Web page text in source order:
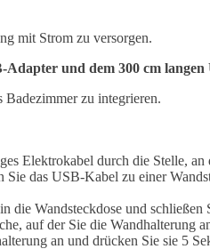
mit Strom zu versorgen.
und dem 300 cm
Badezimmer zu integrieren.
Elektrokabel durch die Stelle,
Sie das USB-Kabel zu einer
die Wandsteckdose und
auf der Sie die
an und drücken Sie sie 5